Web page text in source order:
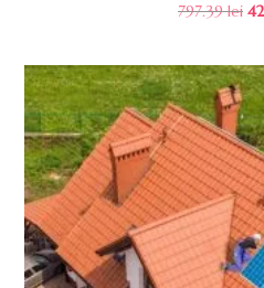
797.39lei